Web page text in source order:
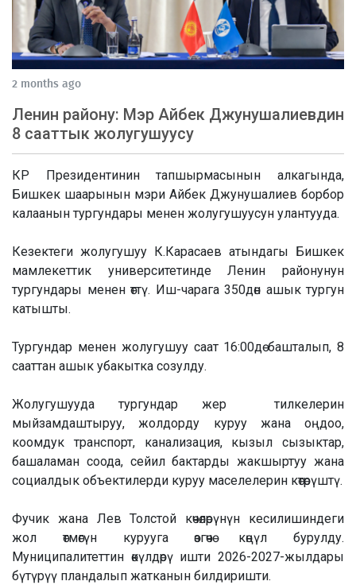
2 months ago
Ленин району: Мэр Айбек Джунушалиевдин
8 сааттык жолугушуусу
КР Президентинин тапшырмасынын алкагында,
Бишкек шаарынын мэри Айбек Джунушалиев борбор
калаанын тургундары менен жолугушуусун улантууда.
Кезектеги жолугушуу К.Карасаев атындагы Бишкек
мамлекеттик университетинде Ленин районунун
тургундары менен өттү. Иш-чарага 350дөн ашык тургун
катышты.
Тургундар менен жолугушуу саат 16:00дө башталып, 8
сааттан ашык убакытка созулду.
Жолугушууда тургундар жер тилкелерин
мыйзамдаштыруу, жолдорду куруу жана оңдоо,
коомдук транспорт, канализация, кызыл сызыктар,
башаламан соода, сейил бактарды жакшыртуу жана
социалдык объектилерди куруу маселелерин көтөрүштү.
Фучик жана Лев Толстой көчөлөрүнүн кесилишиндеги
жол өтмөгүн курууга өзгөчө көңүл бурулду.
Муниципалитеттин өкүлдөрү ишти 2026-2027-жылдары
бүтүрүү пландалып жатканын билдиришти.